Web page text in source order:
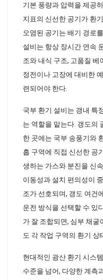
기본 풍량과 압력을 제공
지표의 신선한 공기가 환
오염된 공기는 배기 경로
설비는 항상 장시간 연속
조와 내식 구조, 고품질 베
정전이나 고장에 대비한
련되어야 한다.
국부 환기 설비는 갱내 특
는 역할을 맡는다. 갱도의
한 곳에는 국부 송풍기와
흡 구역에 직접 신선한 공
생하는 가스와 분진을 신
이동성과 설치 편의성이
조가 선호되며, 갱도 여건
운전 방식을 선택할 수 있
가 잘 조합되면, 심부 채굴
도 각 작업 구역의 환기 상
현대적인 광산 환기 시스
수준을 넘어, 다양한 계측